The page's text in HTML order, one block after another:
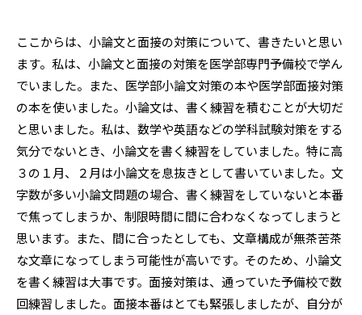
ここからは、小論文と面接の対策について、書きたいと思い
ます。私は、小論文と面接の対策を医学部専門予備校で学ん
でいました。また、医学部小論文対策の本や医学部面接対策
の本を使いました。小論文は、書く練習を積むことが大切だ
と思いました。私は、数学や英語などの学科試験対策をする
気分でないとき、小論文を書く練習をしていました。特に高
３の１月、２月は小論文を息抜きとして書いていました。文
字数が多い小論文問題の場合、書く練習をしていないと本番
で焦ってしまうか、制限時間に間に合わなくなってしまうと
思います。また、間に合ったとしても、文章構成が無茶苦茶
な文章になってしまう可能性が高いです。そのため、小論文
を書く練習は大事です。面接対策は、通っていた予備校で数
回練習しました。面接本番はとても緊張しましたが、自分が